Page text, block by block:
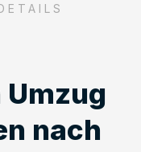
nach